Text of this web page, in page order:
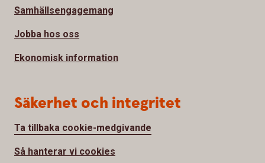
Samhällsengagemang
Jobba hos oss
Ekonomisk information
Säkerhet och integritet
Ta tillbaka cookie-medgivande
Så hanterar vi cookies